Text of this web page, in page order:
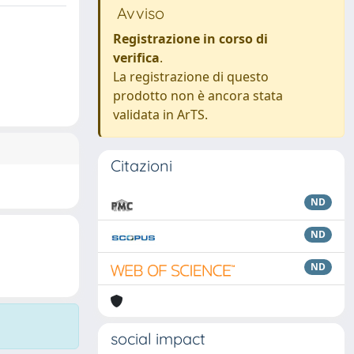
Avviso
Registrazione in corso di
verifica.
La registrazione di questo
prodotto non è ancora stata
validata in ArTS.
Citazioni
ND
ND
ND
social impact